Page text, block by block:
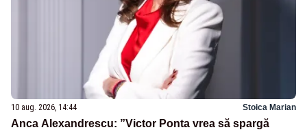
10 aug. 2026, 14:44 Stoica Marian
Anca Alexandrescu: ”Victor Ponta vrea să spargă